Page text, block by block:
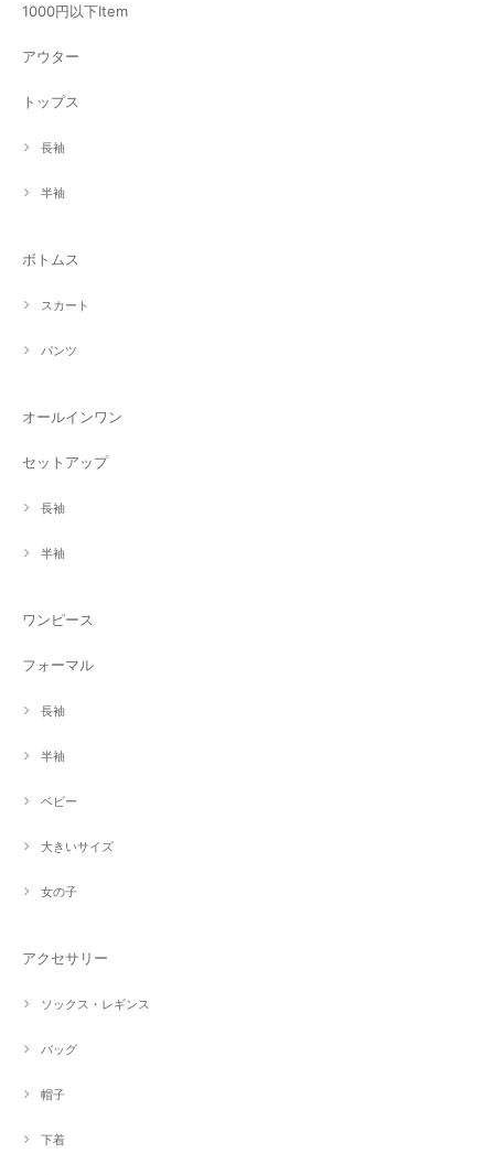
1000円以下Item
アウター
トップス
長袖
半袖
ボトムス
スカート
パンツ
オールインワン
セットアップ
長袖
半袖
ワンピース
フォーマル
長袖
半袖
ベビー
大きいサイズ
女の子
アクセサリー
ソックス・レギンス
バッグ
帽子
下着